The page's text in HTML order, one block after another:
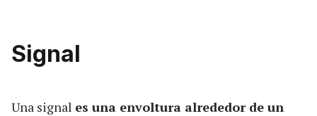
Signal
Una signal es una envoltura alrededor de un